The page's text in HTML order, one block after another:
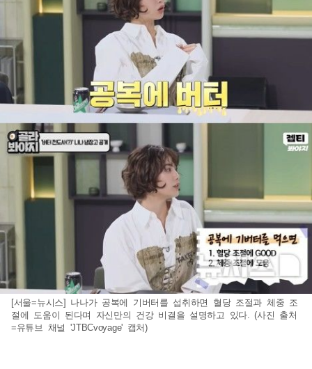
[서울=뉴시스] 나나가 공복에 기버터를 섭취하면 혈당 조절과 체중 조
절에 도움이 된다며 자신만의 건강 비결을 설명하고 있다. (사진 출처
=유튜브 채널 'JTBCvoyage' 캡처)